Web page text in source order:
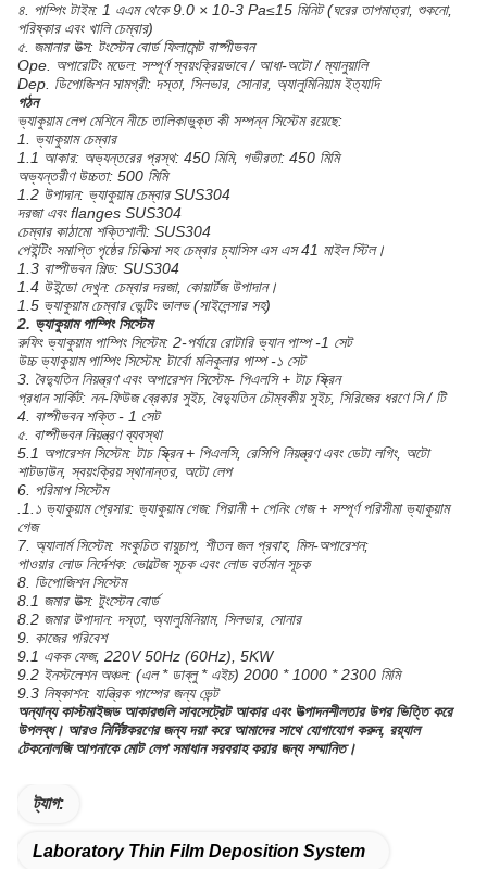
৪. পাম্পিং টাইম: 1 এএম থেকে 9.0 × 10-3 Pa≤15 মিনিট (ঘরের তাপমাত্রা, শুকনো,
পরিষ্কার এবং খালি চেম্বার)
৫. জমানার উত্স: টংস্টেন বোর্ড ফিলামেন্ট বাষ্পীভবন
Ope. অপারেটিং মডেল: সম্পূর্ণ স্বয়ংক্রিয়ভাবে / আধা-অটো / ম্যানুয়ালি
Dep. ডিপোজিশন সামগ্রী: দস্তা, সিলভার, সোনার, অ্যালুমিনিয়াম ইত্যাদি
গঠন
ভ্যাকুয়াম লেপ মেশিনে নীচে তালিকাভুক্ত কী সম্পন্ন সিস্টেম রয়েছে:
1. ভ্যাকুয়াম চেম্বার
1.1 আকার: অভ্যন্তরের প্রস্থ: 450 মিমি, গভীরতা: 450 মিমি
অভ্যন্তরীণ উচ্চতা: 500 মিমি
1.2 উপাদান: ভ্যাকুয়াম চেম্বার SUS304
দরজা এবং flanges SUS304
চেম্বার কাঠামো শক্তিশালী: SUS304
পেইন্টিং সমাপ্তি পৃষ্ঠের চিকিত্সা সহ চেম্বার চ্যাসিস এস এস 41 মাইল স্টিল।
1.3 বাষ্পীভবন শিল্ড: SUS304
1.4 উইন্ডো দেখুন: চেম্বার দরজা, কোয়ার্টজ উপাদান।
1.5 ভ্যাকুয়াম চেম্বার ভেন্টিং ভালভ (সাইলেন্সার সহ)
2. ভ্যাকুয়াম পাম্পিং সিস্টেম
রুফিং ভ্যাকুয়াম পাম্পিং সিস্টেম: 2-পর্যায়ে রোটারি ভ্যান পাম্প -1 সেট
উচ্চ ভ্যাকুয়াম পাম্পিং সিস্টেম: টার্বো মলিকুলার পাম্প -১ সেট
3. বৈদ্যুতিন নিয়ন্ত্রণ এবং অপারেশন সিস্টেম- পিএলসি + টাচ স্ক্রিন
প্রধান সার্কিট: নন-ফিউজ ব্রেকার সুইচ, বৈদ্যুতিন চৌম্বকীয় সুইচ, সিরিজের ধরণে সি / টি
4. বাষ্পীভবন শক্তি - 1 সেট
৫. বাষ্পীভবন নিয়ন্ত্রণ ব্যবস্থা
5.1 অপারেশন সিস্টেম: টাচ স্ক্রিন + পিএলসি, রেসিপি নিয়ন্ত্রণ এবং ডেটা লগিং, অটো
শাটডাউন, স্বয়ংক্রিয় স্থানান্তর, অটো লেপ
6. পরিমাপ সিস্টেম
.1.১ ভ্যাকুয়াম প্রেসার: ভ্যাকুয়াম গেজ: পিরানী + পেনিং গেজ + সম্পূর্ণ পরিসীমা ভ্যাকুয়াম
গেজ
7. অ্যালার্ম সিস্টেম: সংকুচিত বায়ুচাপ, শীতল জল প্রবাহ, মিস-অপারেশন;
পাওয়ার লোড নির্দেশক: ভোল্টেজ সূচক এবং লোড বর্তমান সূচক
8. ডিপোজিশন সিস্টেম
8.1 জমার উত্স: টুংস্টেন বোর্ড
8.2 জমার উপাদান: দস্তা, অ্যালুমিনিয়াম, সিলভার, সোনার
9. কাজের পরিবেশ
9.1 একক ফেজ, 220V 50Hz (60Hz), 5KW
9.2 ইনস্টলেশন অঞ্চল: (এল * ডাব্লু * এইচ) 2000 * 1000 * 2300 মিমি
9.3 নিষ্কাশন: যান্ত্রিক পাম্পের জন্য ভেন্ট
অন্যান্য কাস্টমাইজড আকারগুলি সাবসেট্রেট আকার এবং উত্পাদনশীলতার উপর ভিত্তি করে
উপলব্ধ। আরও নির্দিষ্টকরণের জন্য দয়া করে আমাদের সাথে যোগাযোগ করুন, রয়্যাল
টেকনোলজি আপনাকে মোট লেপ সমাধান সরবরাহ করার জন্য সম্মানিত।
ট্যাগ:
Laboratory Thin Film Deposition System